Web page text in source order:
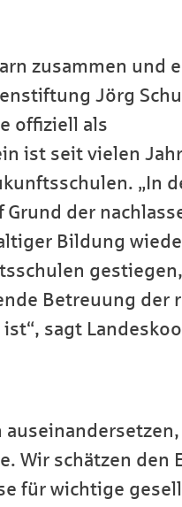
zusammen und
Jörg
offiziell als
ist seit vielen
„In
der
Bildung
Betreuung der
sagt
auseinandersetzen,
Wir schätzen den
für wichtige